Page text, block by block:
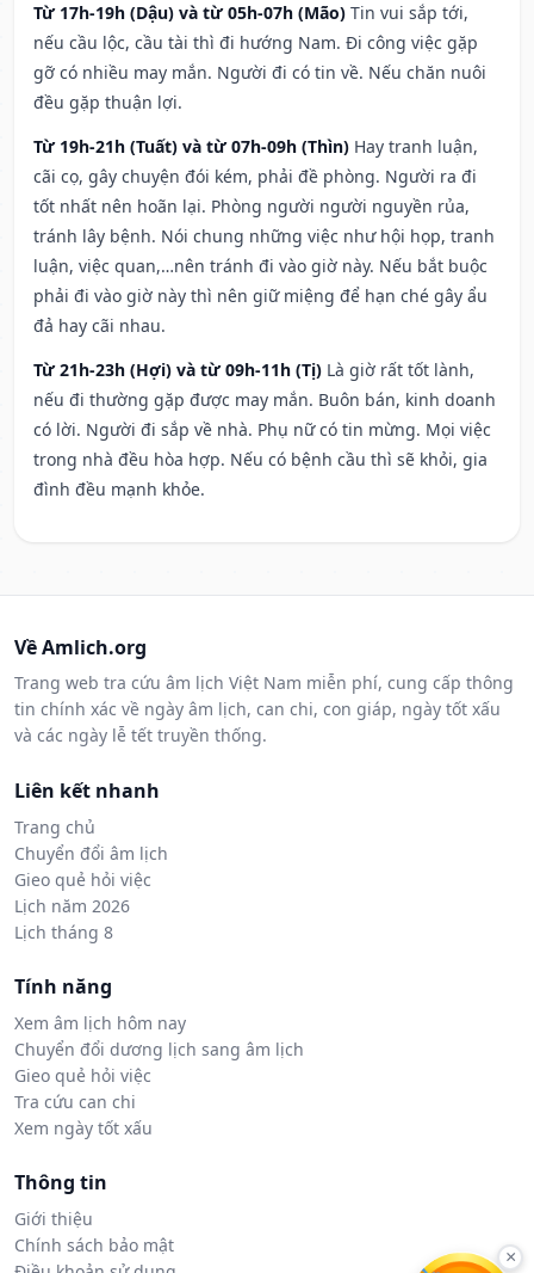
Từ 17h-19h (Dậu) và từ 05h-07h (Mão) Tin vui sắp tới,
nếu cầu lộc, cầu tài thì đi hướng Nam. Đi công việc gặp
gỡ có nhiều may mắn. Người đi có tin về. Nếu chăn nuôi
đều gặp thuận lợi.
Từ 19h-21h (Tuất) và từ 07h-09h (Thìn) Hay tranh luận,
cãi cọ, gây chuyện đói kém, phải đề phòng. Người ra đi
tốt nhất nên hoãn lại. Phòng người người nguyền rủa,
tránh lây bệnh. Nói chung những việc như hội họp, tranh
luận, việc quan,…nên tránh đi vào giờ này. Nếu bắt buộc
phải đi vào giờ này thì nên giữ miệng để hạn ché gây ẩu
đả hay cãi nhau.
Từ 21h-23h (Hợi) và từ 09h-11h (Tị) Là giờ rất tốt lành,
nếu đi thường gặp được may mắn. Buôn bán, kinh doanh
có lời. Người đi sắp về nhà. Phụ nữ có tin mừng. Mọi việc
trong nhà đều hòa hợp. Nếu có bệnh cầu thì sẽ khỏi, gia
đình đều mạnh khỏe.
Về Amlich.org
Trang web tra cứu âm lịch Việt Nam miễn phí, cung cấp thông
tin chính xác về ngày âm lịch, can chi, con giáp, ngày tốt xấu
và các ngày lễ tết truyền thống.
Liên kết nhanh
Trang chủ
Chuyển đổi âm lịch
Gieo quẻ hỏi việc
Lịch năm 2026
Lịch tháng 8
Tính năng
Xem âm lịch hôm nay
Chuyển đổi dương lịch sang âm lịch
Gieo quẻ hỏi việc
Tra cứu can chi
Xem ngày tốt xấu
Thông tin
Giới thiệu
Chính sách bảo mật
×